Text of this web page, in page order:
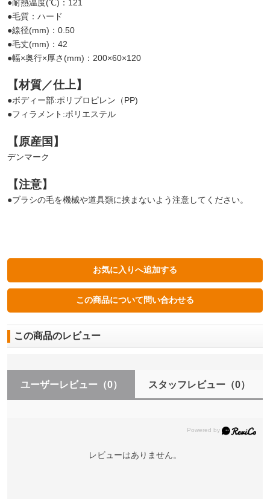
●耐熱温度(℃)：121
●毛質：ハード
●線径(mm)：0.50
●毛丈(mm)：42
●幅×奥行×厚さ(mm)：200×60×120
【材質／仕上】
●ボディー部:ポリプロピレン（PP)
●フィラメント:ポリエステル
【原産国】
デンマーク
【注意】
●ブラシの毛を機械や道具類に挟まないよう注意してください。
この商品のレビュー
ユーザーレビュー （0） スタッフレビュー（0）
レビューはありません。